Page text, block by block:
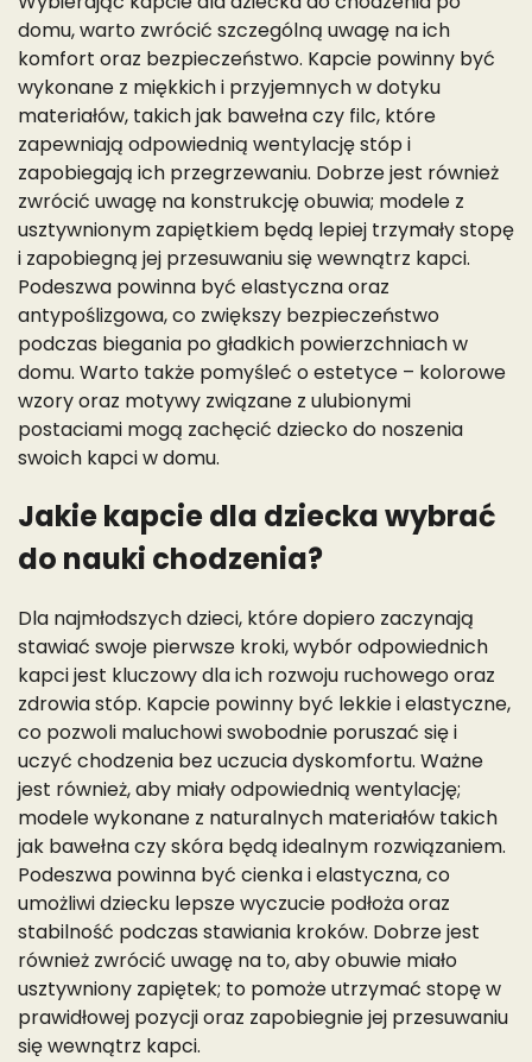
domu, warto zwrócić szczególną uwagę na ich
komfort oraz bezpieczeństwo. Kapcie powinny być
wykonane z miękkich i przyjemnych w dotyku
materiałów, takich jak bawełna czy filc, które
zapewniają odpowiednią wentylację stóp i
zapobiegają ich przegrzewaniu. Dobrze jest również
zwrócić uwagę na konstrukcję obuwia; modele z
usztywnionym zapiętkiem będą lepiej trzymały stopę
i zapobiegną jej przesuwaniu się wewnątrz kapci.
Podeszwa powinna być elastyczna oraz
antypoślizgowa, co zwiększy bezpieczeństwo
podczas biegania po gładkich powierzchniach w
domu. Warto także pomyśleć o estetyce – kolorowe
wzory oraz motywy związane z ulubionymi
postaciami mogą zachęcić dziecko do noszenia
swoich kapci w domu.
Jakie kapcie dla dziecka wybrać
do nauki chodzenia?
Dla najmłodszych dzieci, które dopiero zaczynają
stawiać swoje pierwsze kroki, wybór odpowiednich
kapci jest kluczowy dla ich rozwoju ruchowego oraz
zdrowia stóp. Kapcie powinny być lekkie i elastyczne,
co pozwoli maluchowi swobodnie poruszać się i
uczyć chodzenia bez uczucia dyskomfortu. Ważne
jest również, aby miały odpowiednią wentylację;
modele wykonane z naturalnych materiałów takich
jak bawełna czy skóra będą idealnym rozwiązaniem.
Podeszwa powinna być cienka i elastyczna, co
umożliwi dziecku lepsze wyczucie podłoża oraz
stabilność podczas stawiania kroków. Dobrze jest
również zwrócić uwagę na to, aby obuwie miało
usztywniony zapiętek; to pomoże utrzymać stopę w
prawidłowej pozycji oraz zapobiegnie jej przesuwaniu
się wewnątrz kapci.